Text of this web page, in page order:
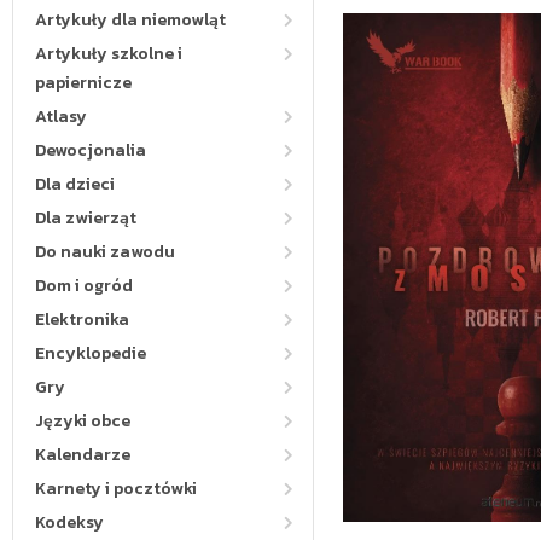
Artykuły dla niemowląt
Artykuły szkolne i
papiernicze
Atlasy
Dewocjonalia
Dla dzieci
Dla zwierząt
Do nauki zawodu
Dom i ogród
Elektronika
Encyklopedie
Gry
Języki obce
Kalendarze
Karnety i pocztówki
Kodeksy